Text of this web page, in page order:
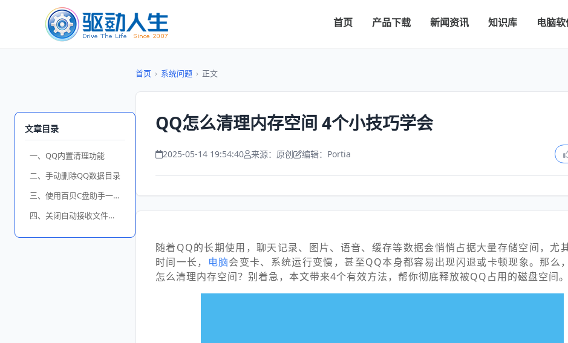
首页 产品下载 新闻资讯 知识库 电脑
文章目录
一、QQ内置清理功能
二、手动删除QQ数据目录
三、使用百贝C盘助手一键清理
四、关闭自动接收文件功能
首页 › 系统问题 › 正文
QQ怎么清理内存空间 4个小技巧学会
2025-05-14 19:54:40 来源：原创 编辑：Portia
随着QQ的长期使用，聊天记录、图片、语音、缓存等数据会悄悄占据大量存储空间，尤其
时间一长，
电脑会变卡、系统运行变慢，甚至QQ本身都容易出现闪退或卡顿现象。那么
怎么清理内存空间？别着急，本文带来4个有效方法，帮你彻底释放被QQ占用的磁盘空间。